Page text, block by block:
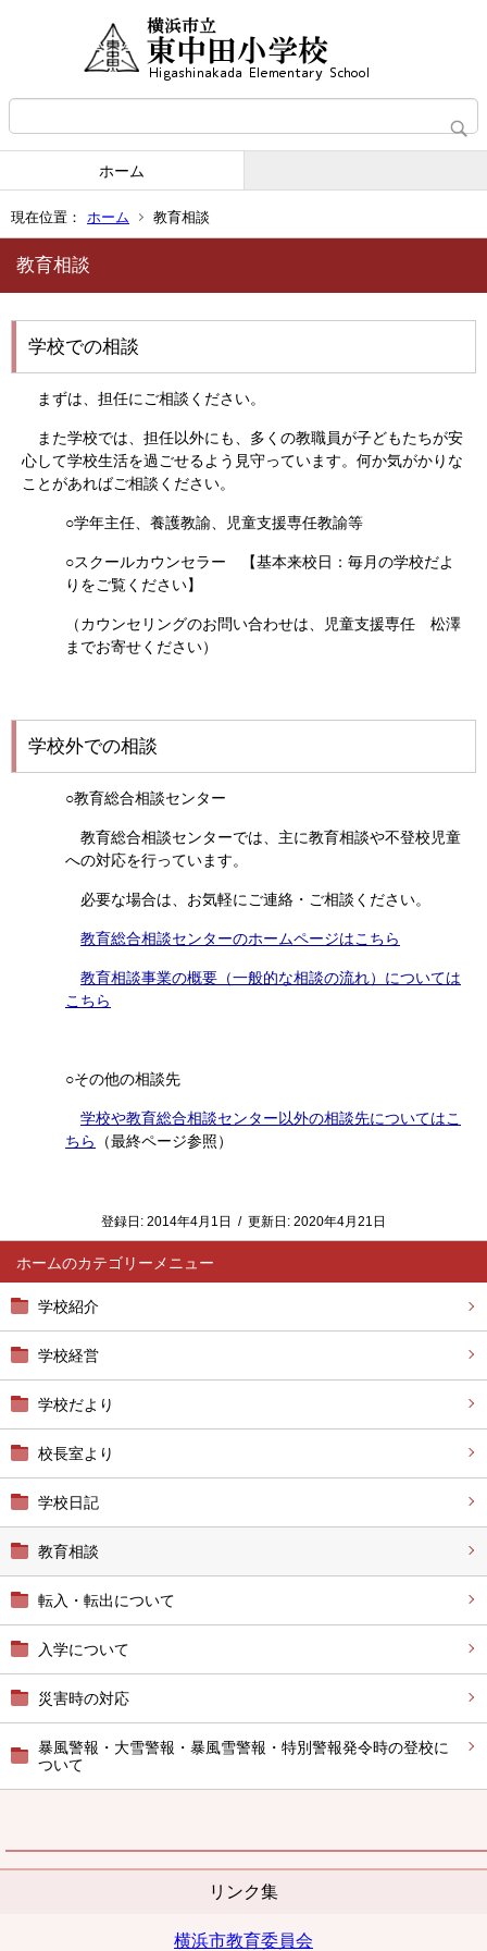
ホーム
現在位置： ホーム 教育相談
ホーム
学校紹介
学校経営
学校だより
校長室より
学校日記
教育相談
転入・転出について
入学について
災害時の対応
暴風警報・大雪警報・暴風雪警報・特別警報発令時の登校に
ついて
リンク集
横浜市教育委員会
教育相談
学校での相談
まずは、担任にご相談ください。
また学校では、担任以外にも、多くの教職員が子どもたちが安
心して学校生活を過ごせるよう見守っています。何か気がかりな
ことがあればご相談ください。
○学年主任、養護教諭、児童支援専任教諭等
○スクールカウンセラー 【基本来校日：毎月の学校だよ
りをご覧ください】
（カウンセリングのお問い合わせは、児童支援専任 松澤
までお寄せください）
学校外での相談
○教育総合相談センター
教育総合相談センターでは、主に教育相談や不登校児童
への対応を行っています。
必要な場合は、お気軽にご連絡・ご相談ください。
教育総合相談センターのホームページはこちら
教育相談事業の概要（一般的な相談の流れ）については
こちら
○その他の相談先
学校や教育総合相談センター以外の相談先についてはこ
ちら
（最終ページ参照）
登録日: 2014年4月1日 / 更新日: 2020年4月21日